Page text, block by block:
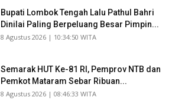
Bupati Lombok Tengah Lalu Pathul Bahri
Dinilai Paling Berpeluang Besar Pimpin...
​8 Agustus 2026 | 10:34:50 WITA
Semarak HUT Ke-81 RI, Pemprov NTB dan
Pemkot Mataram Sebar Ribuan...
​8 Agustus 2026 | 08:46:33 WITA